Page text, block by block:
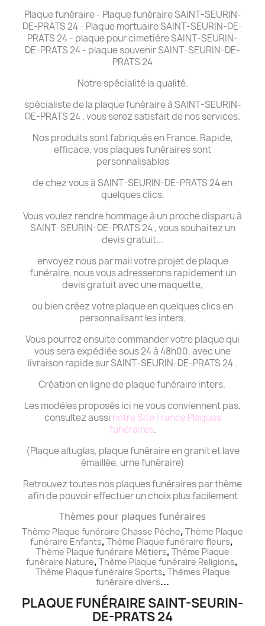
Plaque funéraire - Plaque funéraire SAINT-SEURIN-
DE-PRATS 24 - Plaque mortuaire SAINT-SEURIN-DE-
PRATS 24 - plaque pour cimetière SAINT-SEURIN-
DE-PRATS 24 - plaque souvenir SAINT-SEURIN-DE-
PRATS 24
Notre spécialité la qualité.
spécialiste de la plaque funéraire à SAINT-SEURIN-
DE-PRATS 24 , vous serez satisfait de nos services.
Nos produits sont fabriqués en France. Rapide,
efficace, vos plaques funéraires sont
personnalisables
de chez vous à SAINT-SEURIN-DE-PRATS 24 en
quelques clics.
Vous voulez rendre hommage à un proche disparu à
SAINT-SEURIN-DE-PRATS 24 , vous souhaitez un
devis gratuit...
envoyez nous par mail votre projet de plaque
funéraire, nous vous adresserons rapidement un
devis gratuit avec une maquette,
ou bien créez votre plaque en quelques clics en
personnalisant les inters.
Vous pourrez ensuite commander votre plaque qui
vous sera expédiée sous 24 à 48h00, avec une
livraison rapide sur SAINT-SEURIN-DE-PRATS 24 .
Création en ligne de plaque funéraire inters.
Les modèles proposés ici ne vous conviennent pas,
consultez aussi notre Site France Plaques
funéraires.
(Plaque altuglas, plaque funéraire en granit et lave
émaillée, urne funéraire)
Retrouvez toutes nos plaques funéraires par thème
afin de pouvoir effectuer un choix plus facilement
Thèmes pour plaques funéraires
Thème Plaque funéraire Chasse Pêche, Thème Plaque
funéraire Enfants, Thème Plaque funéraire fleurs,
Thème Plaque funéraire Métiers, Thème Plaque
funéraire Nature, Thème Plaque funéraire Religions,
Thème Plaque funéraire Sports, Thèmes Plaque
funéraire divers...
PLAQUE FUNÉRAIRE SAINT-SEURIN-
DE-PRATS 24